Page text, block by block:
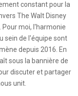
constant pour la
The Walt Disney
moi, l'harmonie
sein de l'équipe sont
depuis 2016. En
sous la bannière de
discuter et partager
unit.